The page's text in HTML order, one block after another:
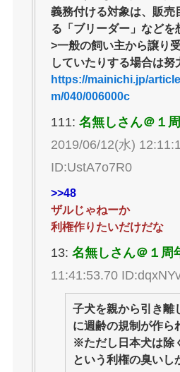
義務付ける対象は、販売
る「ブリーダー」などを
>一般の飼い主から譲り
していたりする場合は努
https://mainichi.jp/
m/040/006000c
111: 名無しさん＠１
2019/06/12(水)
ID:UstA7o7R0
>>48
ザルじゃねーか
利権作りたいだけだな
13: 名無しさん＠１周
11:41:53.70
子犬を親から引き離
に週齢の規制が作ら
※ただし日本犬は除
という利権の臭いし